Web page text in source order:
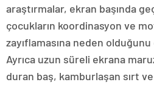
araştırmalar, ekran başında
çocukların koordinasyon ve
zayıflamasına neden olduğunu
Ayrıca uzun süreli ekrana
duran baş, kamburlaşan sırt